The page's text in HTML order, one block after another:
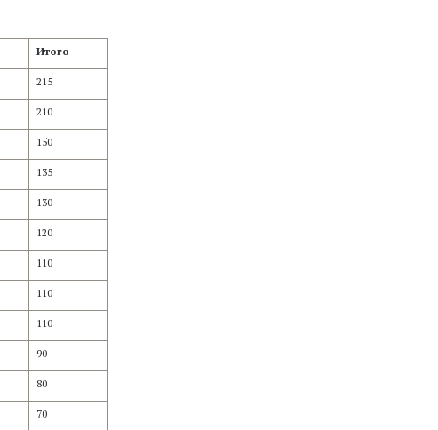
Итого
215
210
150
135
130
120
110
110
110
90
80
70